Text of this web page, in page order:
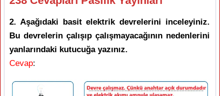
2. Aşağıdaki basit elektrik devrelerini inceleyiniz.
Bu devrelerin çalışıp çalışmayacağının nedenlerini
yanlarındaki kutucuğa yazınız.
Cevap: